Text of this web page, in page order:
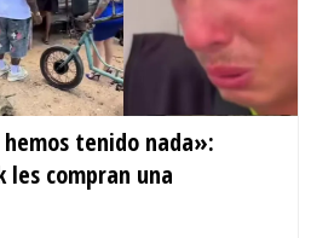
tenido nada»:
les compran una